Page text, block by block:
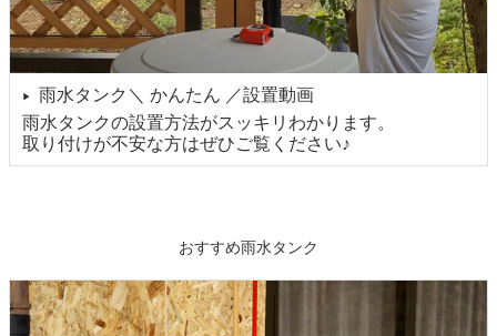
▶
雨水タンク＼ かんたん ／設置動画
雨水タンクの設置方法がスッキリわかります。
取り付けが不安な方はぜひご覧ください♪
おすすめ雨水タンク